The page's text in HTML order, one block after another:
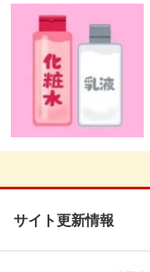
サイト更新情報